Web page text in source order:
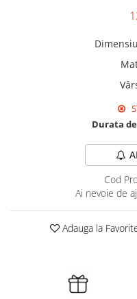
Durata
Cod
Ai nevoie de
Adauga la